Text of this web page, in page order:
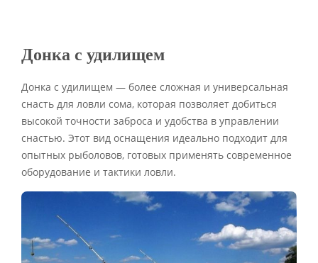
Донка с удилищем
Донка с удилищем — более сложная и универсальная
снасть для ловли сома, которая позволяет добиться
высокой точности заброса и удобства в управлении
снастью. Этот вид оснащения идеально подходит для
опытных рыболовов, готовых применять современное
оборудование и тактики ловли.